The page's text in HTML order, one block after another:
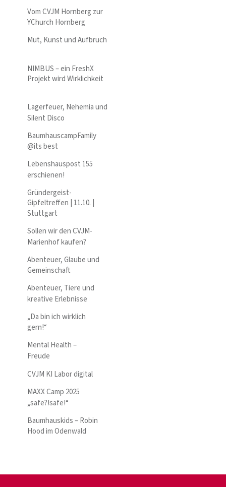
Vom CVJM Hornberg zur
YChurch Hornberg
Mut, Kunst und Aufbruch
NIMBUS – ein FreshX
Projekt wird Wirklichkeit
Lagerfeuer, Nehemia und
Silent Disco
BaumhauscampFamily
@its best
Lebenshauspost 155
erschienen!
Gründergeist-
Gipfeltreffen | 11.10. |
Stuttgart
Sollen wir den CVJM-
Marienhof kaufen?
Abenteuer, Glaube und
Gemeinschaft
Abenteuer, Tiere und
kreative Erlebnisse
„Da bin ich wirklich
gern!“
Mental Health –
Freude
CVJM KI Labor digital
MAXX Camp 2025
„safe?!safe!“
Baumhauskids – Robin
Hood im Odenwald